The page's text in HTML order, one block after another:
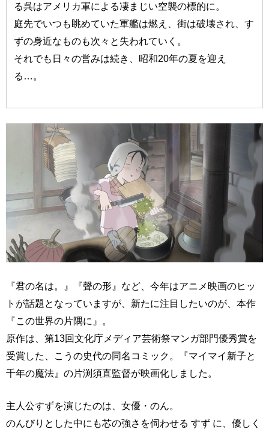
る呉はアメリカ軍による凄まじい空襲の標的に。
庭先でいつも眺めていた軍艦は燃え、街は破壊され、す
ずの身近なものも次々と失われていく。
それでも日々の営みは続き、昭和20年の夏を迎え
る…。
『君の名は。』『聲の形』など、今年はアニメ映画のヒッ
トが話題となっていますが、新たに注目したいのが、本作
『この世界の片隅に』。
原作は、第13回文化庁メディア芸術祭マンガ部門優秀賞を
受賞した、こうの史代の同名コミック。『マイマイ新子と
千年の魔法』の片渕須直監督が映画化しました。
主人公すずを演じたのは、女優・のん。
のんびりとした中にも芯の強さを伺わせる すず に、優しく